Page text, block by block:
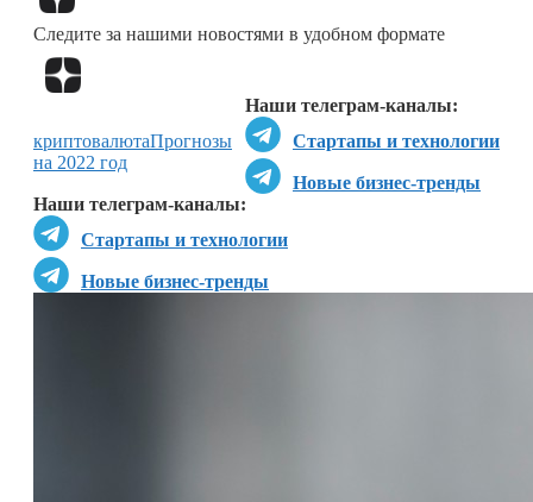
Следите за нашими новостями в удобном формате
Наши телеграм-каналы:
Стартапы и технологии
Новые бизнес-тренды
Наши телеграм-каналы:
Стартапы и технологии
Новые бизнес-тренды
криптовалютаПрогнозы
на 2022 год